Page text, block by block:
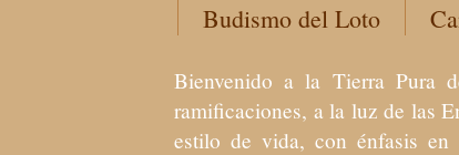
Budismo del Loto
Bienvenido a la Tierra Pura
ramificaciones, a la luz de las
estilo de vida, con énfasis en